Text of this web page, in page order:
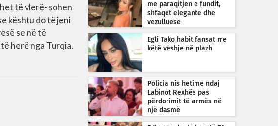
të vlerë- sohen
kështu do të jeni
se në të
herë nga Turqia.
me paraqitjen e fundit,
shfaqet elegante dhe
vezulluese
Egli Tako habit fansat me
këtë veshje në plazh
Policia nis hetime ndaj
Labinot Rexhës pas
përdorimit të armës në
një dasmë